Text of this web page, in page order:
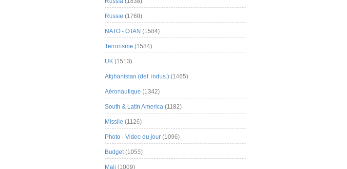
Russie (1760)
NATO - OTAN (1584)
Terrorisme (1584)
UK (1513)
Afghanistan (def. indus.) (1465)
Aéronautique (1342)
South & Latin America (1182)
Missile (1126)
Photo - Video du jour (1096)
Budget(1055)
Mali (1009)